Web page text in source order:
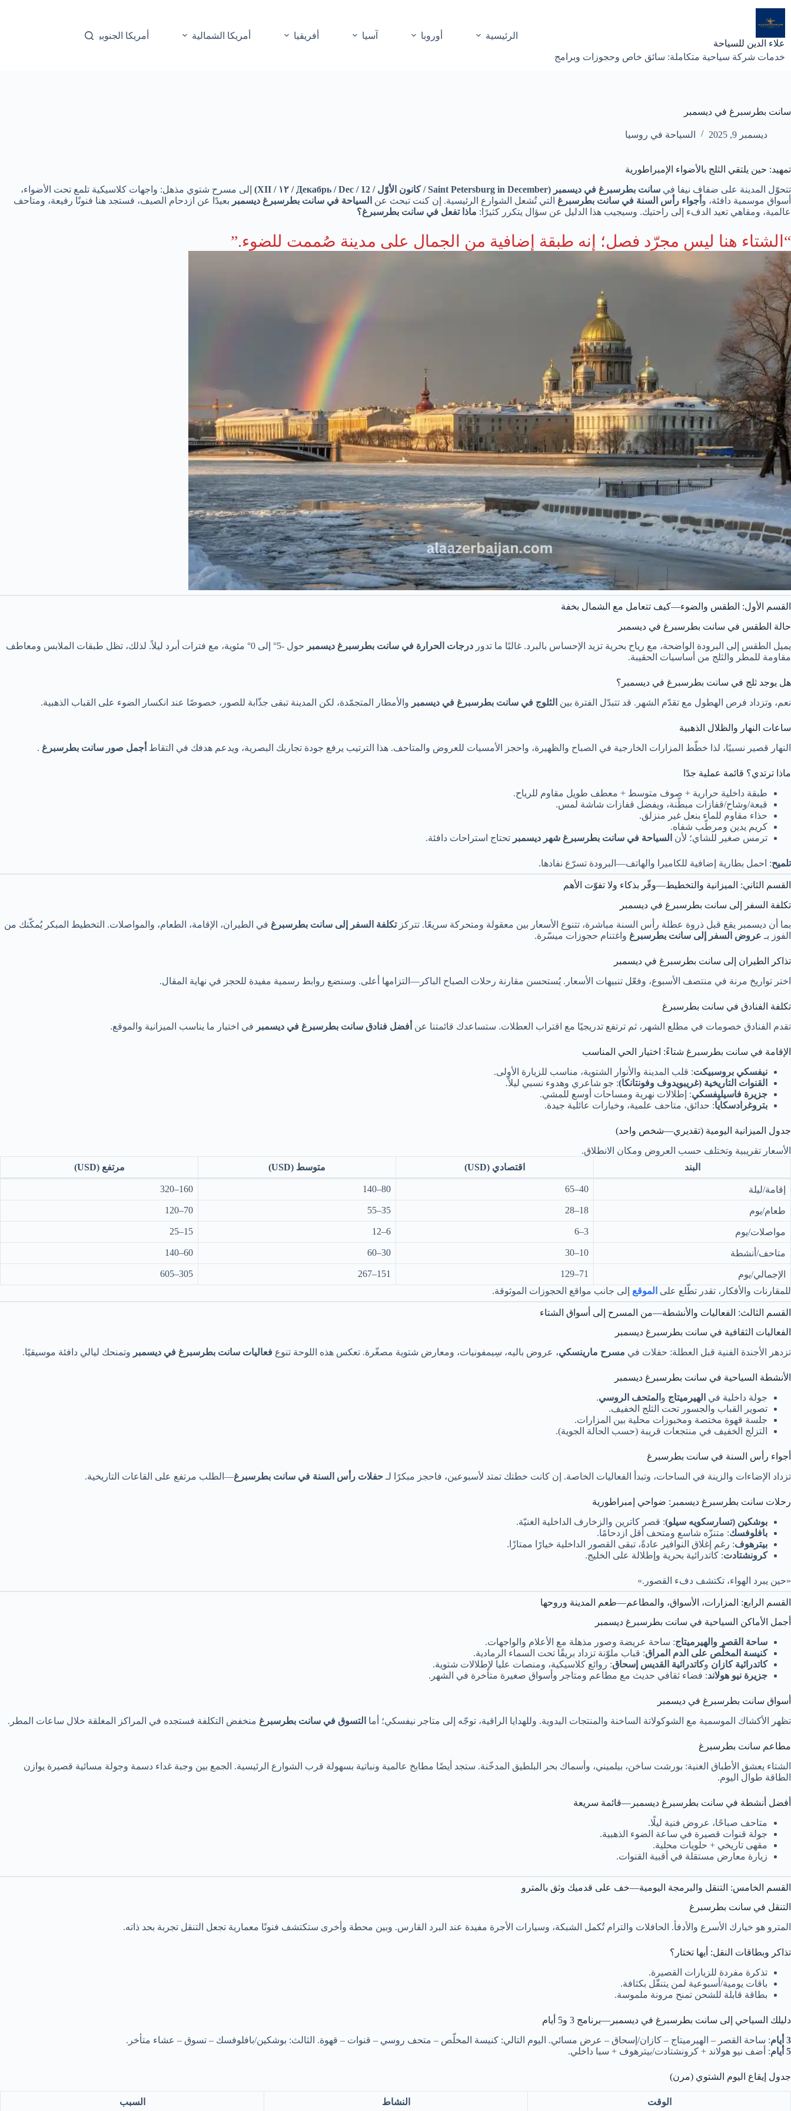
المحتوى
علاء الدين للسياحة
خدمات شركة سياحية متكاملة: سائق خاص وحجوزات وبرامج
الرئيسية أوروبا آسيا أفريقيا أمريكا الشمالية أمريكا الجنوبية
سانت بطرسبرغ في ديسمبر
ديسمبر 9, 2025 السياحة في روسيا
تمهيد: حين يلتقي الثلج بالأضواء الإمبراطورية
تتحوّل المدينة على ضفاف نيفا في سانت بطرسبرغ في ديسمبر (Saint Petersburg in December / كانون الأوّل / Декабрь / Dec / 12 / ١٢ / XII)
إلى مسرح شتوي مذهل: واجهات كلاسيكية تلمع تحت الأضواء،
أسواق موسمية دافئة، و أجواء رأس السنة في سانت بطرسبرغ التي تُشعل الشوارع الرئيسية. إن كنت تبحث عن السياحة في سانت بطرسبرغ ديسمبر بعيدًا عن ازدحام الصيف، فستجد هنا فنونًا رفيعة، ومتاحف
عالمية، ومقاهي تعيد الدفء إلى راحتيك. وسيجيب هذا الدليل عن سؤال يتكرر كثيرًا: ماذا تفعل في سانت بطرسبرغ؟
“الشتاء هنا ليس مجرّد فصل؛ إنه طبقة إضافية من الجمال على مدينة صُممت للضوء.”
القسم الأول: الطقس والضوء—كيف تتعامل مع الشمال بخفة
حالة الطقس في سانت بطرسبرغ في ديسمبر
يميل الطقس إلى البرودة الواضحة، مع رياح بحرية تزيد الإحساس بالبرد. غالبًا ما تدور درجات الحرارة في سانت بطرسبرغ ديسمبر
حول -5° إلى 0° مئوية، مع فترات أبرد ليلاً. لذلك، تظل طبقات الملابس ومعاطف
مقاومة للمطر والثلج من أساسيات الحقيبة.
هل يوجد ثلج في سانت بطرسبرغ في ديسمبر؟
نعم، وتزداد فرص الهطول مع تقدّم الشهر. قد تتبدّل الفترة بين الثلوج في سانت بطرسبرغ في ديسمبر والأمطار المتجمّدة، لكن المدينة تبقى جذّابة للصور، خصوصًا عند انكسار الضوء على القباب الذهبية.
ساعات النهار والظلال الذهبية
النهار قصير نسبيًا، لذا خطّط المزارات الخارجية في الصباح والظهيرة، واحجز الأمسيات للعروض والمتاحف. هذا الترتيب يرفع جودة تجاربك البصرية، ويدعم هدفك في التقاط أجمل صور سانت بطرسبرغ .
ماذا ترتدي؟ قائمة عملية جدًا
طبقة داخلية حرارية + صوف متوسط + معطف طويل مقاوم للرياح.
قبعة/وشاح/قفازات مبطّنة، ويفضل قفازات شاشة لمس.
حذاء مقاوم للماء بنعل غير منزلق.
كريم يدين ومرطّب شفاه.
ترمس صغير للشاي؛ لأن السياحة في سانت بطرسبرغ شهر ديسمبر تحتاج استراحات دافئة.
تلميح: احمل بطارية إضافية للكاميرا والهاتف—البرودة تسرّع نفادها.
القسم الثاني: الميزانية والتخطيط—وفّر بذكاء ولا تفوّت الأهم
تكلفة السفر إلى سانت بطرسبرغ في ديسمبر
بما أن ديسمبر يقع قبل ذروة عطلة رأس السنة مباشرة، تتنوع الأسعار بين معقولة ومتحركة سريعًا. تتركزتكلفة السفر إلى سانت بطرسبرغ في الطيران، الإقامة، الطعام، والمواصلات. التخطيط المبكر يُمكّنك من
الفوز بـ عروض السفر إلى سانت بطرسبرغ واغتنام حجوزات ميسّرة.
تذاكر الطيران إلى سانت بطرسبرغ في ديسمبر
اختر تواريخ مرنة في منتصف الأسبوع، وفعّل تنبيهات الأسعار. يُستحسن مقارنة رحلات الصباح الباكر—التزامها أعلى. وسنضع روابط رسمية مفيدة للحجز في نهاية المقال.
تكلفة الفنادق في سانت بطرسبرغ
تقدم الفنادق خصومات في مطلع الشهر، ثم ترتفع تدريجيًا مع اقتراب العطلات. ستساعدك قائمتنا عن أفضل فنادق سانت بطرسبرغ في ديسمبر في اختيار ما يناسب الميزانية والموقع.
الإقامة في سانت بطرسبرغ شتاءً: اختيار الحي المناسب
نيفسكي بروسبيكت: قلب المدينة والأنوار الشتوية، مناسب للزيارة الأولى.
القنوات التاريخية (غريبويدوف وفونتانكا): جو شاعري وهدوء نسبي ليلاً.
جزيرة فاسيليِفسكي: إطلالات نهرية ومساحات أوسع للمشي.
بتروغرادسكايا: حدائق، متاحف علمية، وخيارات عائلية جيدة.
جدول الميزانية اليومية (تقديري—شخص واحد)
الأسعار تقريبية وتختلف حسب العروض ومكان الانطلاق.
البند
اقتصادي (USD) متوسط (USD) مرتفع (USD)
إقامة/ليلة 40–65
80–140
160–320
طعام/يوم 18–28
35–55
70–120
مواصلات/يوم 3–6
6–12
15–25
متاحف/أنشطة 10–30
30–60
60–140
الإجمالي/يوم 71–129
151–267
305–605
للمقارنات والأفكار، تقدر تطّلع على الموقع إلى جانب مواقع الحجوزات الموثوقة.
القسم الثالث: الفعاليات والأنشطة—من المسرح إلى أسواق الشتاء
الفعاليات الثقافية في سانت بطرسبرغ ديسمبر
تزدهر الأجندة الفنية قبل العطلة: حفلات في مسرح مارينسكي، عروض باليه، سِيمفونيات، ومعارض شتوية مصغّرة. تعكس هذه اللوحة تنوع فعاليات سانت بطرسبرغ في ديسمبر وتمنحك ليالي دافئة موسيقيًا.
الأنشطة السياحية في سانت بطرسبرغ ديسمبر
جولة داخلية في الهيرميتاج و المتحف الروسي.
تصوير القباب والجسور تحت الثلج الخفيف.
جلسة قهوة مختصة ومخبوزات محلية بين المزارات.
التزلج الخفيف في منتجعات قريبة (حسب الحالة الجوية).
أجواء رأس السنة في سانت بطرسبرغ
تزداد الإضاءات والزينة في الساحات، وتبدأ الفعاليات الخاصة. إن كانت خطتك تمتد لأسبوعين، فاحجز مبكرًا لـ حفلات رأس السنة في سانت بطرسبرغ—الطلب مرتفع على القاعات التاريخية.
رحلات سانت بطرسبرغ ديسمبر: ضواحي إمبراطورية
بوشكين (تسارسكويه سيلو): قصر كاترين والزخارف الداخلية الغنيّة.
بافلوفسك: متنزّه شاسع ومتحف أقل ازدحامًا.
بيترهوف: رغم إغلاق النوافير عادةً، تبقى القصور الداخلية خيارًا ممتازًا.
كرونشتادت: كاتدرائية بحرية وإطلالة على الخليج.
«حين يبرد الهواء، تكتشف دفء القصور.»
القسم الرابع: المزارات، الأسواق، والمطاعم—طعم المدينة وروحها
أجمل الأماكن السياحية في سانت بطرسبرغ ديسمبر
ساحة القصر والهيرميتاج: ساحة عريضة وصور مذهلة مع الأعلام والواجهات.
كنيسة المخلّص على الدم المراق: قباب ملوّنة تزداد بريقًا تحت السماء الرمادية.
كاتدرائية كازان وكاتدرائية القديس إسحاق: روائع كلاسيكية، ومنصات عليا لإطلالات شتوية.
جزيرة نيو هولاند: فضاء ثقافي حديث مع مطاعم ومتاجر وأسواق صغيرة متأخرة في الشهر.
أسواق سانت بطرسبرغ في ديسمبر
تظهر الأكشاك الموسمية مع الشوكولاتة الساخنة والمنتجات اليدوية. وللهدايا الراقية، توجّه إلى متاجر نيفسكي؛ أما التسوق في سانت بطرسبرغ منخفض التكلفة فستجده في المراكز المغلقة خلال ساعات المطر.
مطاعم سانت بطرسبرغ
الشتاء يعشق الأطباق الغنية: بورشت ساخن، بيلميني، وأسماك بحر البلطيق المدخّنة. ستجد أيضًا مطابخ عالمية ونباتية بسهولة قرب الشوارع الرئيسية. الجمع بين وجبة غداء دسمة وجولة مسائية قصيرة يوازن
الطاقة طوال اليوم.
أفضل أنشطة في سانت بطرسبرغ ديسمبر—قائمة سريعة
متاحف صباحًا، عروض فنية ليلًا.
جولة قنوات قصيرة في ساعة الضوء الذهبية.
مقهى تاريخي + حلويات محلية.
زيارة معارض مستقلة في أقبية القنوات.
القسم الخامس: التنقل والبرمجة اليومية—خف على قدميك وثق بالمترو
التنقل في سانت بطرسبرغ
المترو هو خيارك الأسرع والأدفأ. الحافلات والترام تُكمل الشبكة، وسيارات الأجرة مفيدة عند البرد القارس. وبين محطة وأخرى ستكتشف فنونًا معمارية تجعل التنقل تجربة بحد ذاته.
تذاكر وبطاقات النقل: أيها تختار؟
تذكرة مفردة للزيارات القصيرة.
باقات يومية/أسبوعية لمن يتنقّل بكثافة.
بطاقة قابلة للشحن تمنح مرونة ملموسة.
دليلك السياحي إلى سانت بطرسبرغ في ديسمبر—برنامج 3 و5 أيام
3 أيام
: ساحة القصر – الهيرميتاج – كازان/إسحاق – عرض مسائي. اليوم التالي: كنيسة المخلّص – متحف روسي – قنوات – قهوة. الثالث: بوشكين/بافلوفسك – تسوق – عشاء متأخر.
5 أيام
: أضف نيو هولاند + كرونشتادت/بيترهوف + سبا داخلي.
جدول إيقاع اليوم الشتوي (مرن)
الوقت النشاط السبب